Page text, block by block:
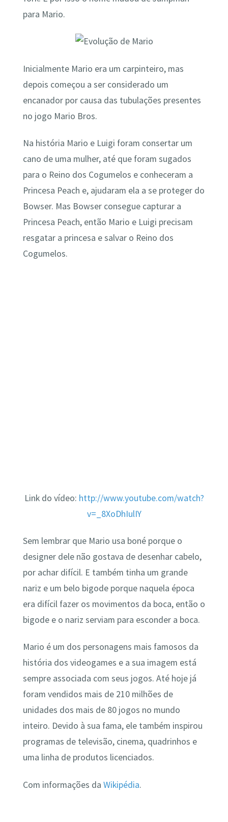
para Mario.
Inicialmente Mario era um carpinteiro, mas
depois começou a ser considerado um
encanador por causa das tubulações presentes
no jogo Mario Bros.
Na história Mario e Luigi foram consertar um
cano de uma mulher, até que foram sugados
para o Reino dos Cogumelos e conheceram a
Princesa Peach e, ajudaram ela a se proteger do
Bowser. Mas Bowser consegue capturar a
Princesa Peach, então Mario e Luigi precisam
resgatar a princesa e salvar o Reino dos
Cogumelos.
Link do vídeo: http://www.youtube.com/watch?
v=_8XoDhIulIY
Sem lembrar que Mario usa boné porque o
designer dele não gostava de desenhar cabelo,
por achar difícil. E também tinha um grande
nariz e um belo bigode porque naquela época
era difícil fazer os movimentos da boca, então o
bigode e o nariz serviam para esconder a boca.
Mario é um dos personagens mais famosos da
história dos videogames e a sua imagem está
sempre associada com seus jogos. Até hoje já
foram vendidos mais de 210 milhões de
unidades dos mais de 80 jogos no mundo
inteiro. Devido à sua fama, ele também inspirou
programas de televisão, cinema, quadrinhos e
uma linha de produtos licenciados.
Com informações da Wikipédia.